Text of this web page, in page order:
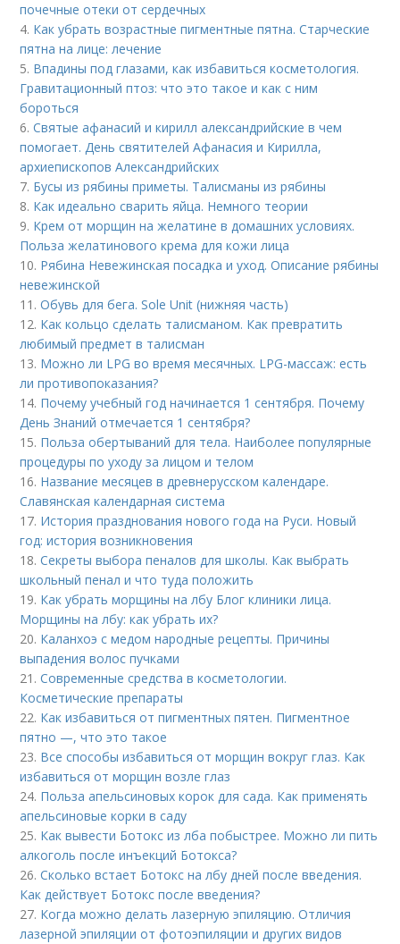
почечные отеки от сердечных
4. Как убрать возрастные пигментные пятна. Старческие
пятна на лице: лечение
5. Впадины под глазами, как избавиться косметология.
Гравитационный птоз: что это такое и как с ним
бороться
6.Святые афанасий и кирилл александрийские в чем
помогает. День святителей Афанасия и Кирилла,
архиепископов Александрийских
7. Бусы из рябины приметы. Талисманы из рябины
8. Как идеально сварить яйца. Немного теории
9. Крем от морщин на желатине в домашних условиях.
Польза желатинового крема для кожи лица
10. Рябина Невежинская посадка и уход. Описание рябины
невежинской
11.Обувь для бега. Sole Unit (нижняя часть)
12. Как кольцо сделать талисманом. Как превратить
любимый предмет в талисман
13. Можно ли LPG во время месячных. LPG-массаж: есть
ли противопоказания?
14. Почему учебный год начинается 1 сентября. Почему
День Знаний отмечается 1 сентября?
15. Польза обертываний для тела. Наиболее популярные
процедуры по уходу за лицом и телом
16. Название месяцев в древнерусском календаре.
Славянская календарная система
17. История празднования нового года на Руси. Новый
год: история возникновения
18.Секреты выбора пеналов для школы. Как выбрать
школьный пенал и что туда положить
19. Как убрать морщины на лбу Блог клиники лица.
Морщины на лбу: как убрать их?
20. Каланхоэ с медом народные рецепты. Причины
выпадения волос пучками
21.Современные средства в косметологии.
Косметические препараты
22. Как избавиться от пигментных пятен. Пигментное
пятно —, что это такое
23. Все способы избавиться от морщин вокруг глаз. Как
избавиться от морщин возле глаз
24. Польза апельсиновых корок для сада. Как применять
апельсиновые корки в саду
25. Как вывести Ботокс из лба побыстрее. Можно ли пить
алкоголь после инъекций Ботокса?
26.Сколько встает Ботокс на лбу дней после введения.
Как действует Ботокс после введения?
27. Когда можно делать лазерную эпиляцию. Отличия
лазерной эпиляции от фотоэпиляции и других видов